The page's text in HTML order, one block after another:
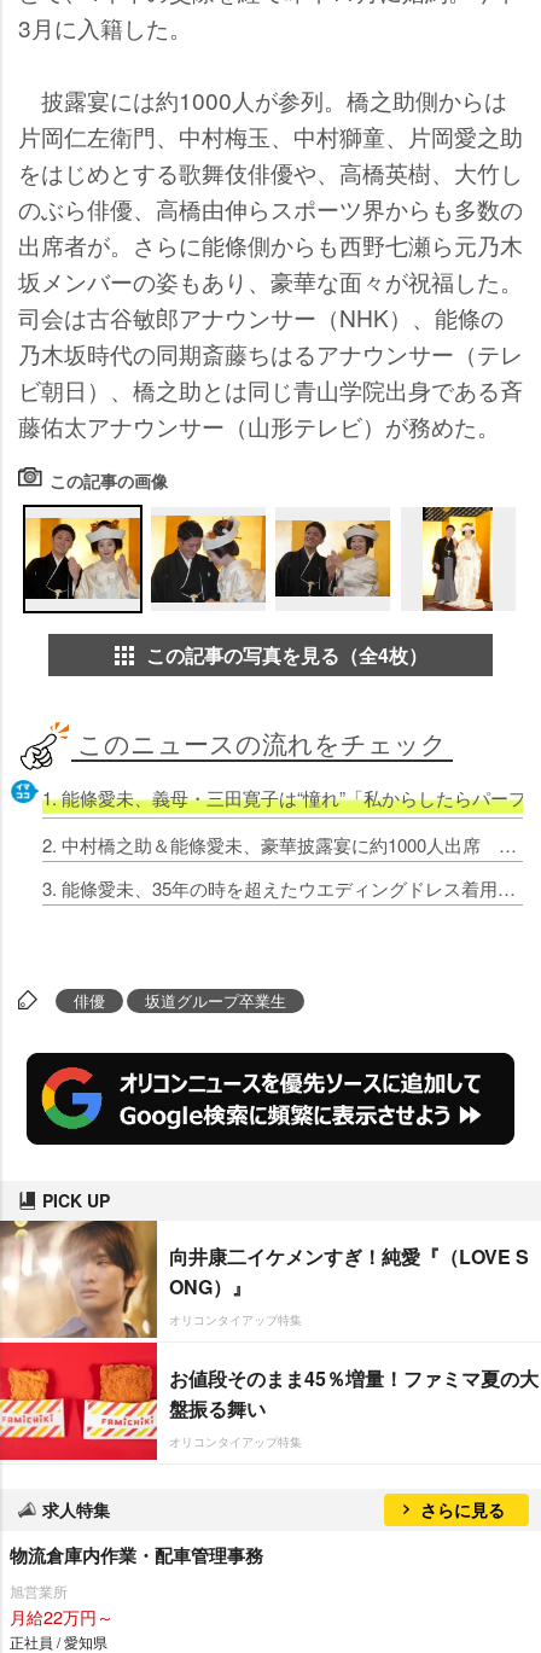
3月に入籍した。
披露宴には約1000人が参列。橋之助側からは
片岡仁左衛門、中村梅玉、中村獅童、片岡愛之助
をはじめとする歌舞伎俳優や、高橋英樹、大竹し
のぶら俳優、高橋由伸らスポーツ界からも多数の
出席者が。さらに能條側からも西野七瀬ら元乃木
坂メンバーの姿もあり、豪華な面々が祝福した。
司会は古谷敏郎アナウンサー（NHK）、能條の
乃木坂時代の同期斎藤ちはるアナウンサー（テレ
ビ朝日）、橋之助とは同じ青山学院出身である斉
藤佑太アナウンサー（山形テレビ）が務めた。
この記事の画像
この記事の写真を見る（全4枚）
このニュースの流れをチェック
1. 能條愛未、義母・三田寛子は“憧れ”「私からしたらパーフ
2. 中村橋之助＆能條愛未、豪華披露宴に約1000人出席 歌舞伎界＆乃木坂メンバーも祝福
3. 能條愛未、35年の時を超えたウエディングドレス着用 義母・三田寛子から受け継ぐ
俳優 坂道グループ卒業生
PICK UP
向井康二イケメンすぎ！純愛『（LOVE S
ONG）』
オリコンタイアップ特集
お値段そのまま45％増量！ファミマ夏の大
盤振る舞い
オリコンタイアップ特集
求人特集 さらに見る
物流倉庫内作業・配車管理事務
旭営業所
月給22万円～
正社員 / 愛知県